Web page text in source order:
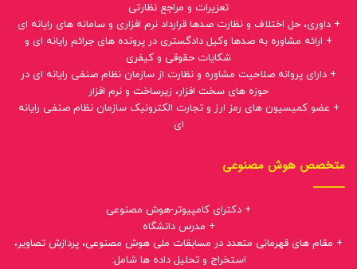
تعزیرات و مراجع نظارتی
+ داوری، حل اختلاف و نظارت صدها قرارداد نرم افزاری و سامانه های رایانه ای
+ ارائه مشاوره به صدها وکیل دادگستری در پرونده های جرائم رایانه ای و
شکایات حقوقی و کیفری
+ دارای پروانه صلاحیت مشاوره و نظارت از سازمان نظام صنفی رایانه ای در
حوزه های سخت افزار، زیرساخت و نرم افزار
+ عضو کمیسیون های رمز ارز و تجارت الکترونیک سازمان نظام صنفی رایانه
ای
متخصص هوش مصنوعی
+ دکترای کامپیوتر-هوش مصنوعی
+ مدرس دانشگاه
+ مقام های قهرمانی متعدد در مسابقات ملی هوش مصنوعی، پردازش تصاویر،
استخراج و تحلیل داده ها شامل: